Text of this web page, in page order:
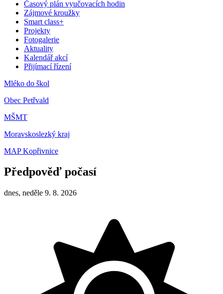
Časový plán vyučovacích hodin
Zájmové kroužky
Smart class+
Projekty
Fotogalerie
Aktuality
Kalendář akcí
Přijímací řízení
Mléko do škol
Obec Petřvald
MŠMT
Moravskoslezký kraj
MAP Kopřivnice
Předpověď počasí
dnes, neděle 9. 8. 2026